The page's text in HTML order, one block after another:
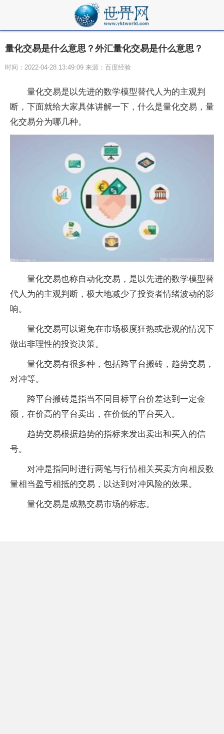
量化交易是什么意思？外汇量化交易是什么意思？
时间：2022-04-28 13:49:09 来源：百度经验
量化交易是以先进的数学模型替代人为的主观判
断，下面就给大家具体讲解一下，什么是量化交易，量
化交易分为哪几种。
量化交易也称自动化交易，是以先进的数学模型替
代人为的主观判断，极大地减少了投资者情绪波动的影
响。
量化交易可以避免在市场极度狂热或悲观的情况下
做出非理性的投资决策。
量化交易有很多种，包括跨平台搬砖，趋势交易，
对冲等。
跨平台搬砖是指当不同目标平台价差达到一定金
额，在价高的平台卖出，在价低的平台买入。
趋势交易根据趋势的指标来发出卖出和买入的信
号。
对冲是指同时进行两笔与行情相关买卖方向相反数
量相当盈亏相抵的交易，以达到对冲风险的效果。
量化交易是成熟交易市场的标志。